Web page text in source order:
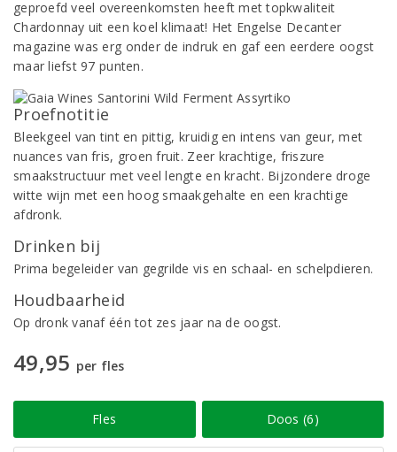
geproefd veel overeenkomsten heeft met topkwaliteit
Chardonnay uit een koel klimaat! Het Engelse Decanter
magazine was erg onder de indruk en gaf een eerdere oogst
maar liefst 97 punten.
Proefnotitie
Bleekgeel van tint en pittig, kruidig en intens van geur, met
nuances van fris, groen fruit. Zeer krachtige, friszure
smaakstructuur met veel lengte en kracht. Bijzondere droge
witte wijn met een hoog smaakgehalte en een krachtige
afdronk.
Drinken bij
Prima begeleider van gegrilde vis en schaal- en schelpdieren.
Houdbaarheid
Op dronk vanaf één tot zes jaar na de oogst.
49,95 per fles
Fles Doos (6)